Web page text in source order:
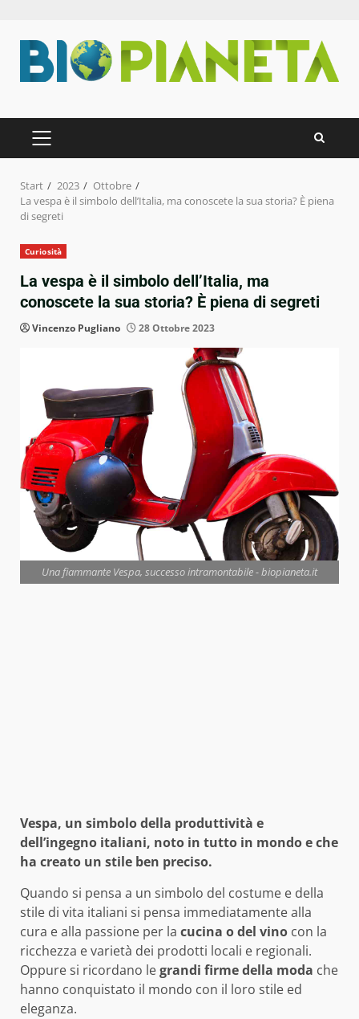
Inhalt
springen
PRIMÄRES
MENÜ
Start 2023
Ottobre
La vespa è il simbolo dell’Italia, ma conoscete la sua storia? È piena
di segreti
Curiosità
La vespa è il simbolo dell’Italia, ma
conoscete la sua storia? È piena di segreti
Vincenzo Pugliano 28 Ottobre 2023
Una fiammante Vespa, successo intramontabile - biopianeta.it
Vespa, un simbolo della produttività e
dell’ingegno italiani, noto in tutto in mondo e che
ha creato un stile ben preciso.
Quando si pensa a un simbolo del costume e della
stile di vita italiani si pensa immediatamente alla
cura e alla passione per la cucina o del vino con la
ricchezza e varietà dei prodotti locali e regionali.
Oppure si ricordano legrandi firme della moda che
hanno conquistato il mondo con il loro stile ed
eleganza.